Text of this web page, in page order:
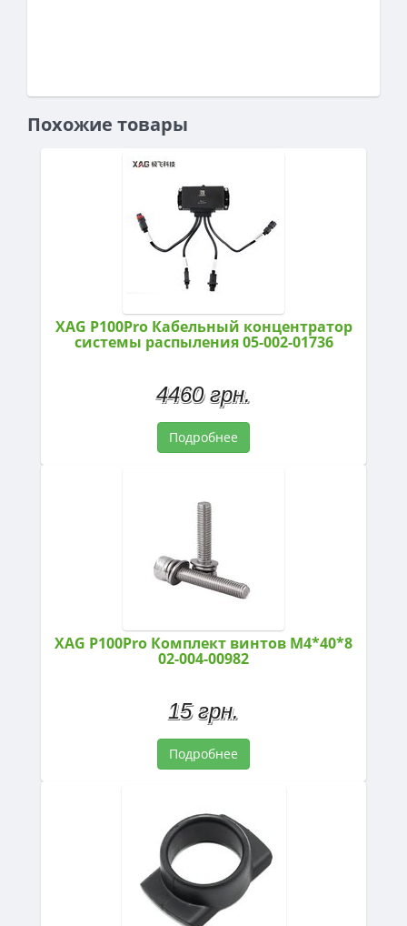
Похожие товары
XAG P100Pro Кабельный концентратор
системы распыления 05-002-01736
4460 грн.
Подробнее
XAG P100Pro Комплект винтов M4*40*8
02-004-00982
15 грн.
Подробнее